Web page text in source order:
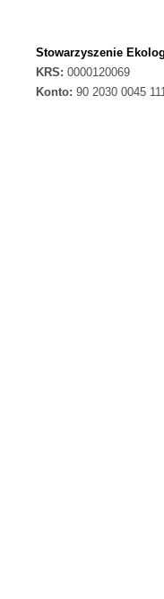
Stowarzyszenie
KRS: 0000120069
Konto: 90 2030 0045